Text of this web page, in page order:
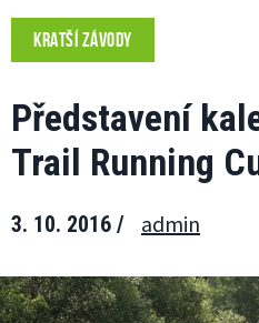
KRATŠÍ ZÁVODY
Představení
Trail Running
3. 10. 2016 / admin